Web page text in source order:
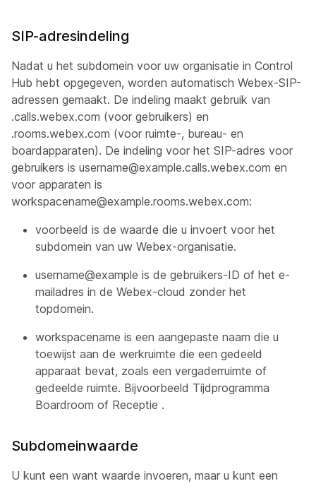
SIP-adresindeling
Nadat u het subdomein voor uw organisatie in Control
Hub hebt opgegeven, worden automatisch Webex-SIP-
adressen gemaakt. De indeling maakt gebruik van
.calls.webex.com (voor gebruikers) en
.rooms.webex.com (voor ruimte-, bureau- en
boardapparaten). De indeling voor het SIP-adres voor
gebruikers is username@example.calls.webex.com en
voor apparaten is
workspacename@example.rooms.webex.com:
voorbeeld is de waarde die u invoert voor het
subdomein van uw Webex-organisatie.
username@example is de gebruikers-ID of het e-
mailadres in de Webex-cloud zonder het
topdomein.
workspacename is een aangepaste naam die u
toewijst aan de werkruimte die een gedeeld
apparaat bevat, zoals een vergaderruimte of
gedeelde ruimte. Bijvoorbeeld Tijdprogramma
Boardroom of Receptie .
Subdomeinwaarde
U kunt een want waarde invoeren, maar u kunt een